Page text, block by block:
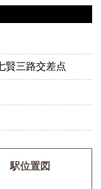
賢三路交差点
駅位置図